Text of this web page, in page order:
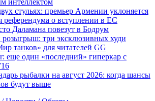
интеллектом
стульях: премьер Армении уклоняется
референдума о вступлении в ЕС
Даламана повезут в Бодрум
три эксклюзивных худи
танков» для читателей GG
еще один «последний» гиперкар с
рыбалки на август 2026: когда шансы
будут выше